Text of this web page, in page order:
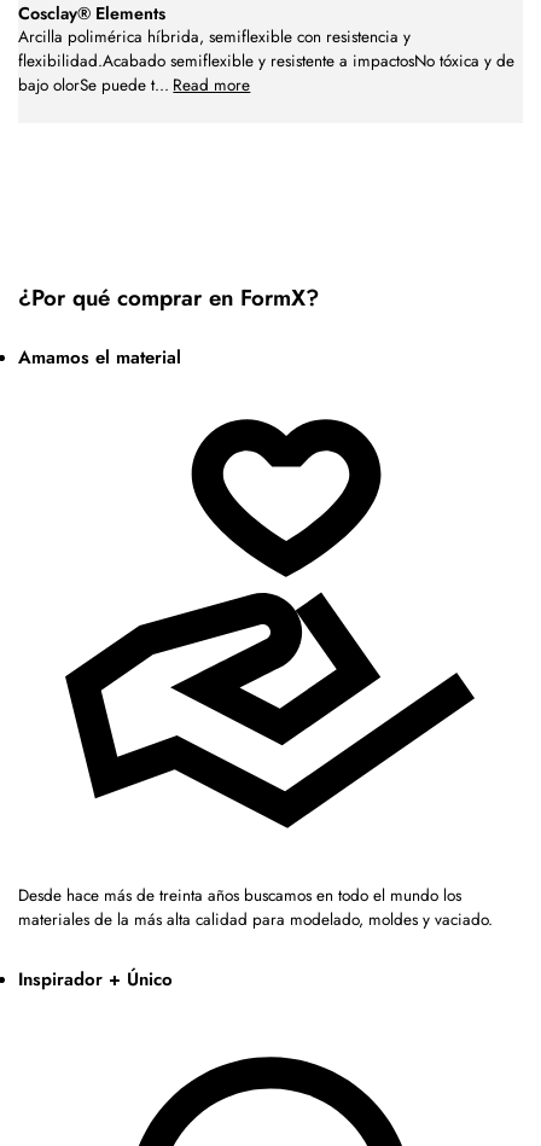
Cosclay® Elements
Arcilla polimérica híbrida, semiflexible con resistencia y
flexibilidad.Acabado semiflexible y resistente a impactosNo tóxica y de
bajo olorSe puede t... Read more
¿Por qué comprar en FormX?
Amamos el material
Desde hace más de treinta años buscamos en todo el mundo los
materiales de la más alta calidad para modelado, moldes y vaciado.
Inspirador + Único